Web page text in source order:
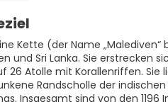
Kette (der Name
und Sri Lanka. Sie erstrecken
26 Atolle mit Korallenriffen. Sie
Randscholle der
Insgesamt sind von den